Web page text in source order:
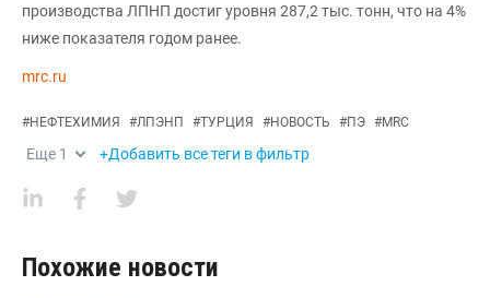
производства ЛПНП достиг уровня 287,2 тыс. тонн, что на 4%
ниже показателя годом ранее.
mrc.ru
#НЕФТЕХИМИЯ #ЛПЭНП #ТУРЦИЯ #НОВОСТЬ #ПЭ #MRC
Еще 1 +Добавить все теги в фильтр
Похожие новости